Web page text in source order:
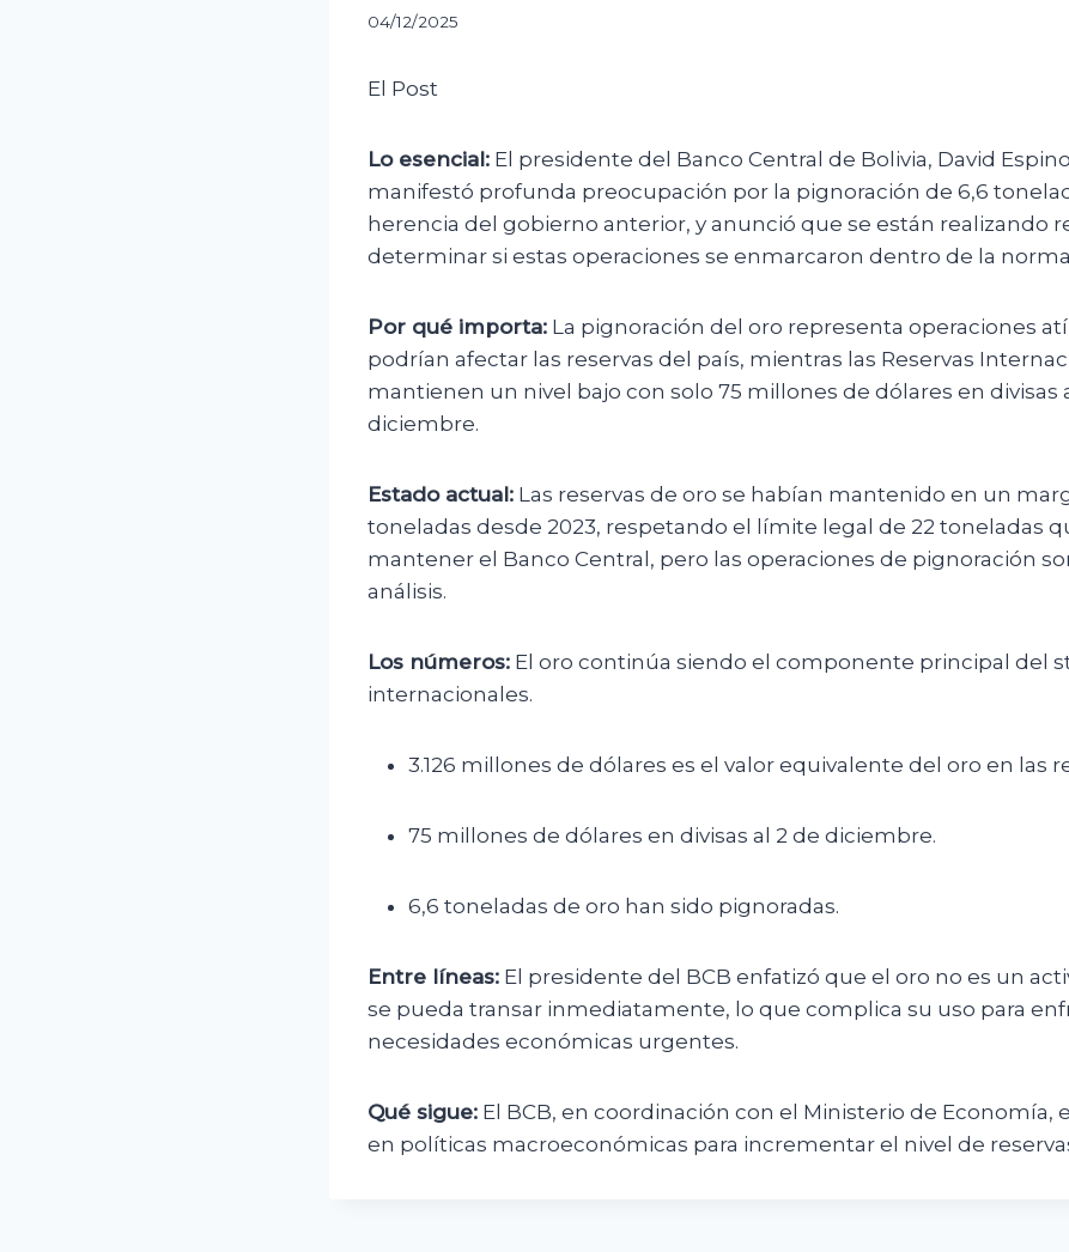
04/12/2025
El Post
Lo esencial: El presidente del Banco Central de Bolivia, David
manifestó profunda preocupación por la pignoración de 6,6
herencia del gobierno anterior, y anunció que se están realizando
determinar si estas operaciones se enmarcaron dentro de la
Por qué importa: La pignoración del oro representa operaciones
podrían afectar las reservas del país, mientras las Reservas
mantienen un nivel bajo con solo 75 millones de dólares en divisas
diciembre.
Estado actual: Las reservas de oro se habían mantenido en un
toneladas desde 2023, respetando el límite legal de 22 toneladas
mantener el Banco Central, pero las operaciones de pignoración
análisis.
Los números: El oro continúa siendo el componente principal del
internacionales.
3.126 millones de dólares es el valor equivalente del oro en las
75 millones de dólares en divisas al 2 de diciembre.
6,6 toneladas de oro han sido pignoradas.
Entre líneas: El presidente del BCB enfatizó que el oro no es un
se pueda transar inmediatamente, lo que complica su uso para
necesidades económicas urgentes.
Qué sigue: El BCB, en coordinación con el Ministerio de Economía,
en políticas macroeconómicas para incrementar el nivel de